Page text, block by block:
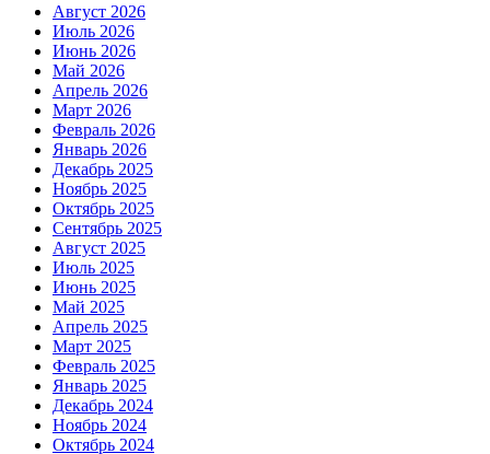
Август 2026
Июль 2026
Июнь 2026
Май 2026
Апрель 2026
Март 2026
Февраль 2026
Январь 2026
Декабрь 2025
Ноябрь 2025
Октябрь 2025
Сентябрь 2025
Август 2025
Июль 2025
Июнь 2025
Май 2025
Апрель 2025
Март 2025
Февраль 2025
Январь 2025
Декабрь 2024
Ноябрь 2024
Октябрь 2024